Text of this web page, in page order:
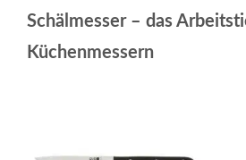
Schälmesser – das
Küchenmessern